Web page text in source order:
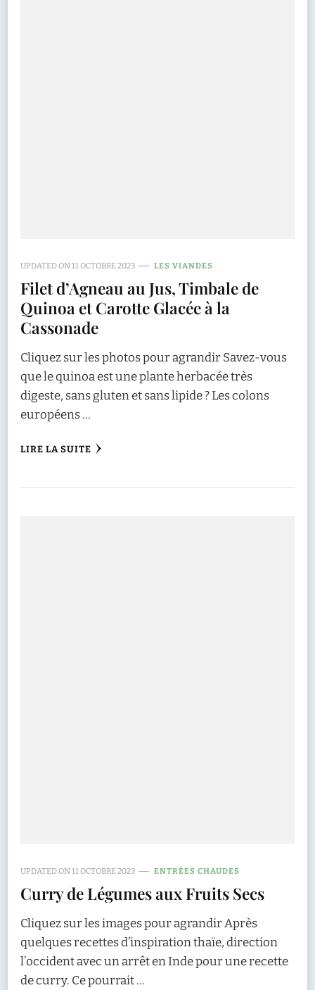
UPDATED ON11 OCTOBRE 2023 LES VIANDES
Filet d’Agneau au Jus, Timbale de
Quinoa et Carotte Glacée à la
Cassonade
Cliquez sur les photos pour agrandir Savez-vous
que le quinoa est une plante herbacée très
digeste, sans gluten et sans lipide ? Les colons
européens …
LIRE LA SUITE
UPDATED ON11 OCTOBRE 2023 ENTRÉES CHAUDES
Curry de Légumes aux Fruits Secs
Cliquez sur les images pour agrandir Après
quelques recettes d’inspiration thaïe, direction
l’occident avec un arrêt en Inde pour une recette
de curry. Ce pourrait …